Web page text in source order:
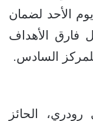
الأحد لضمان
فارق الأهداف
للمركز السادس.
الحائز